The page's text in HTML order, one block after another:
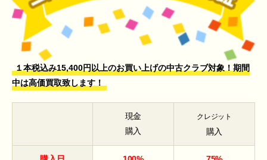
１本税込み15,400円以上のお買い上げの中古クラブ対象！期間
中は高価買取致します！
現金
購入
クレジット
購入